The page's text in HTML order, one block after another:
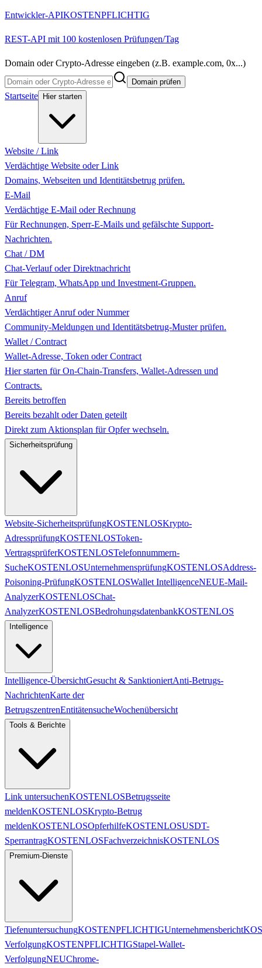
Entwickler-APIKOSTENPFLICHTIG
REST-API mit 100 kostenlosen Prüfungen/Tag
Domain oder Crypto-Adresse eingeben (z.B. example.com, 0x...)
Domain prüfen
Startseite Hier starten
Website / Link
Verdächtige Website oder Link
Domains, Webseiten und Identitätsbetrug prüfen.
E-Mail
Verdächtige E-Mail oder Rechnung
Für Rechnungen, Sperr-E-Mails und gefälschte Support-
Nachrichten.
Chat / DM
Chat-Verlauf oder Direktnachricht
Für Telegram, WhatsApp und Investment-Gruppen.
Anruf
Verdächtiger Anruf oder Nummer
Community-Meldungen und Identitätsbetrug-Muster prüfen.
Wallet / Contract
Wallet-Adresse, Token oder Contract
Hier starten für On-Chain-Transfers, Wallet-Adressen und
Contracts.
Bereits betroffen
Bereits bezahlt oder Daten geteilt
Direkt zum Aktionsplan für Opfer wechseln.
Sicherheitsprüfung
Website-SicherheitsprüfungKOSTENLOSKrypto-
AdressprüfungKOSTENLOSToken-
VertragsprüferKOSTENLOSTelefonnummern-
SucheKOSTENLOSUnternehmensprüfungKOSTENLOSAddress-
Poisoning-PrüfungKOSTENLOSWallet IntelligenceNEUE-Mail-
AnalyzerKOSTENLOSChat-
AnalyzerKOSTENLOSBedrohungsdatenbankKOSTENLOS
Intelligence
Intelligence-ÜbersichtGesucht & SanktioniertAnti-Betrugs-
NachrichtenKarte der
BetrugszentrenEntitätensucheWochenübersicht
Tools & Berichte
Link untersuchenKOSTENLOSBetrugsseite
meldenKOSTENLOSKrypto-Betrug
meldenKOSTENLOSOpferhilfeKOSTENLOSUSDT-
SperrantragKOSTENLOSFachverzeichnisKOSTENLOS
Premium-Dienste
TiefenuntersuchungKOSTENPFLICHTIGUnternehmensbericht
VerfolgungKOSTENPFLICHTIGStapel-Wallet-
VerfolgungNEUChrome-